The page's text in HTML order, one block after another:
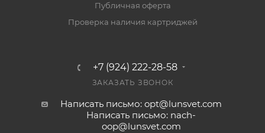
Публичная оферта
Проверка наличия картриджей
+7 (924) 222-28-58
ЗАКАЗАТЬ ЗВОНОК
Написать письмо: opt@lunsvet.com
Написать письмо: nach-
oop@lunsvet.com